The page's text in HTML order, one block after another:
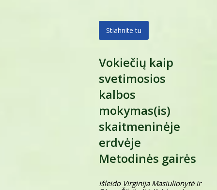
Stiahnite tu
Vokiečių kaip
svetimosios
kalbos
mokymas(is)
skaitmeninėje
erdvėje
Metodinės gairės
Išleido Virginija Masiulionytė ir